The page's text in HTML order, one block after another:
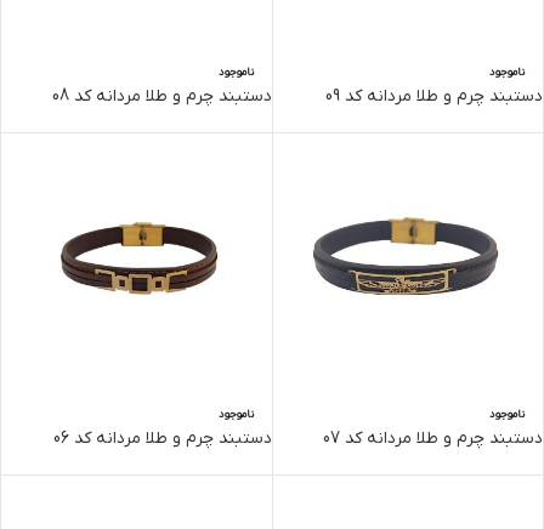
ناموجود
دستبند چرم و طلا مردانه کد 09
ناموجود
دستبند چرم و طلا مردانه کد 08
ناموجود
دستبند چرم و طلا مردانه کد 07
ناموجود
دستبند چرم و طلا مردانه کد 06